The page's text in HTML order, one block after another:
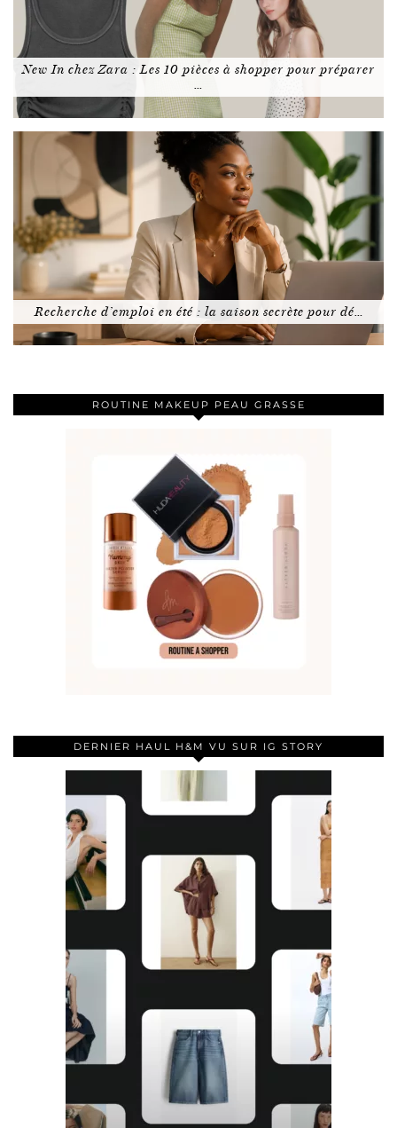
New In chez Zara : Les 10 pièces à shopper pour préparer
…
Recherche d’emploi en été : la saison secrète pour dé…
ROUTINE MAKEUP PEAU GRASSE
DERNIER HAUL H&M VU SUR IG STORY